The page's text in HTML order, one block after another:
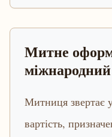
Митне
Митниця звертає
вартість,